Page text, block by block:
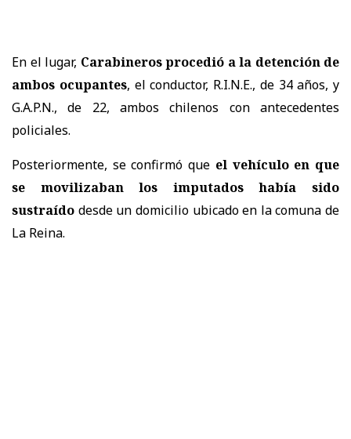
En el lugar, Carabineros procedió a la detención de
ambos ocupantes, el conductor, R.I.N.E., de 34 años, y
G.A.P.N., de 22, ambos chilenos con antecedentes
policiales.
Posteriormente, se confirmó que el vehículo en que
se movilizaban los imputados había sido
sustraído desde un domicilio ubicado en la comuna de
La Reina.